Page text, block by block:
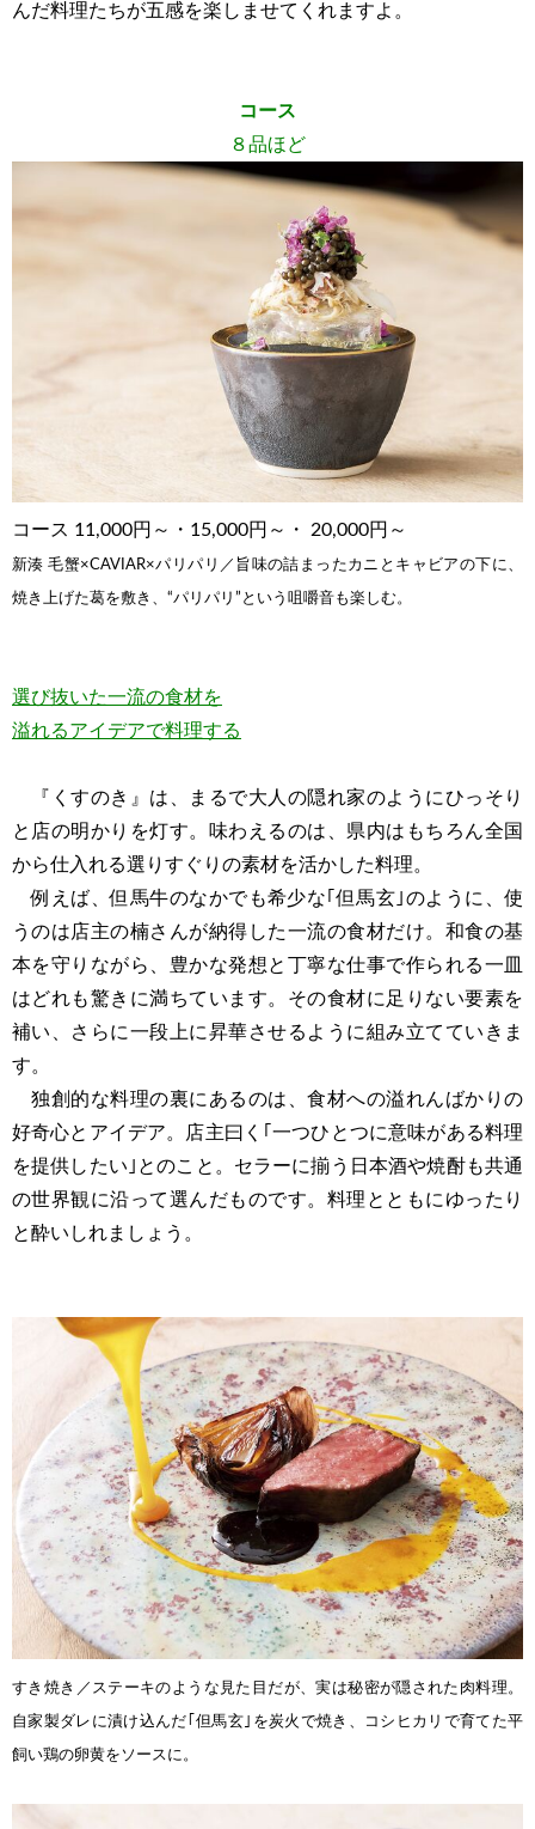
んだ料理たちが五感を楽しませてくれますよ。
コース
８品ほど
コース 11,000円～・15,000円～・ 20,000円～
新湊 毛蟹×CAVIAR×パリパリ／旨味の詰まったカニとキャビアの下に、
焼き上げた葛を敷き、“パリパリ”という咀嚼音も楽しむ。
選び抜いた一流の食材を
溢れるアイデアで料理する
『くすのき』は、まるで大人の隠れ家のようにひっそり
と店の明かりを灯す。味わえるのは、県内はもちろん全国
から仕入れる選りすぐりの素材を活かした料理。
例えば、但馬牛のなかでも希少な｢但馬玄｣のように、使
うのは店主の楠さんが納得した一流の食材だけ。和食の基
本を守りながら、豊かな発想と丁寧な仕事で作られる一皿
はどれも驚きに満ちています。その食材に足りない要素を
補い、さらに一段上に昇華させるように組み立てていきま
す。
独創的な料理の裏にあるのは、食材への溢れんばかりの
好奇心とアイデア。店主曰く｢一つひとつに意味がある料理
を提供したい｣とのこと。セラーに揃う日本酒や焼酎も共通
の世界観に沿って選んだものです。料理とともにゆったり
と酔いしれましょう。
すき焼き／ステーキのような見た目だが、実は秘密が隠された肉料理。
自家製ダレに漬け込んだ｢但馬玄｣を炭火で焼き、コシヒカリで育てた平
飼い鶏の卵黄をソースに。